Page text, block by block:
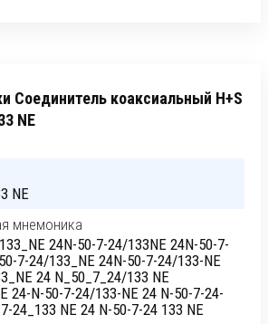
Соединитель коаксиальный H+S
NE
NE
мнемоника
24N-50-7-24/133NE 24N-50-7-
7-24/133_NE 24N-50-7-24/133-NE
24 N_50_7_24/133 NE
24-N-50-7-24/133-NE 24 N-50-7-24-
24_133 NE 24 N-50-7-24 133 NE